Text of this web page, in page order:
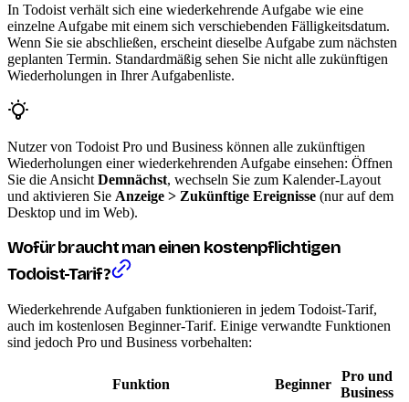
In Todoist verhält sich eine wiederkehrende Aufgabe wie eine
einzelne Aufgabe mit einem sich verschiebenden Fälligkeitsdatum.
Wenn Sie sie abschließen, erscheint dieselbe Aufgabe zum nächsten
geplanten Termin. Standardmäßig sehen Sie nicht alle zukünftigen
Wiederholungen in Ihrer Aufgabenliste.
Nutzer von Todoist Pro und Business können alle zukünftigen
Wiederholungen einer wiederkehrenden Aufgabe einsehen: Öffnen
Sie die Ansicht Demnächst, wechseln Sie zum Kalender-Layout
und aktivieren Sie Anzeige > Zukünftige Ereignisse (nur auf dem
Desktop und im Web).
Wofür braucht man einen kostenpflichtigen
Todoist-Tarif?
Wiederkehrende Aufgaben funktionieren in jedem Todoist-Tarif,
auch im kostenlosen Beginner-Tarif. Einige verwandte Funktionen
sind jedoch Pro und Business vorbehalten:
Funktion Beginner
Pro und
Business